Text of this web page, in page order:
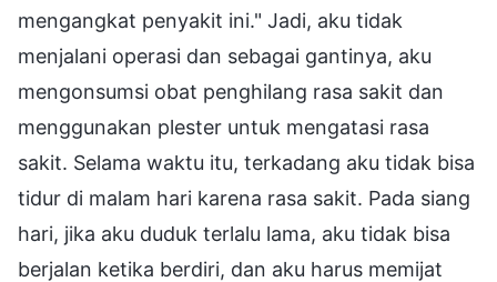
mengangkat penyakit ini." Jadi, aku tidak
menjalani operasi dan sebagai gantinya, aku
mengonsumsi obat penghilang rasa sakit dan
menggunakan plester untuk mengatasi rasa
sakit. Selama waktu itu, terkadang aku tidak bisa
tidur di malam hari karena rasa sakit. Pada siang
hari, jika aku duduk terlalu lama, aku tidak bisa
berjalan ketika berdiri, dan aku harus memijat